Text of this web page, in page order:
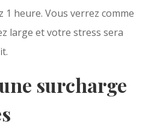
1 heure. Vous verrez comme
large et votre stress sera
surcharge